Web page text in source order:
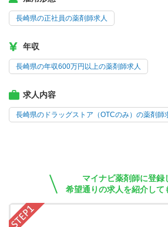
長崎県の正社員の薬剤師求人
年収
長崎県の年収600万円以上の薬剤師求人
求人内容
長崎県のドラッグストア（OTCのみ）の薬剤師
マイナビ薬剤師に登録
希望通りの求人を紹介して